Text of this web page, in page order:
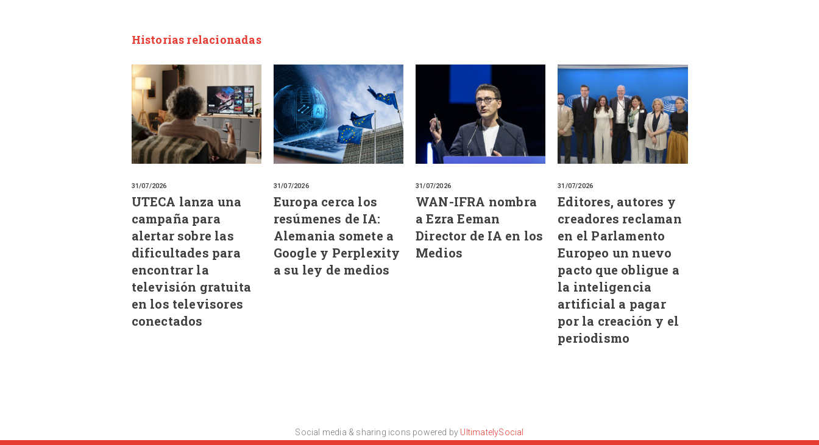
Historias relacionadas
31/07/2026
UTECA lanza una
campaña para
alertar sobre las
dificultades para
encontrar la
televisión gratuita
en los televisores
conectados
31/07/2026
Europa cerca los
resúmenes de IA:
Alemania somete a
Google y Perplexity
a su ley de medios
31/07/2026
WAN-IFRA nombra
a Ezra Eeman
Director de IA en los
Medios
31/07/2026
Editores, autores y
creadores reclaman
en el Parlamento
Europeo un nuevo
pacto que obligue a
la inteligencia
artificial a pagar
por la creación y el
periodismo
Social media & sharing icons powered by UltimatelySocial